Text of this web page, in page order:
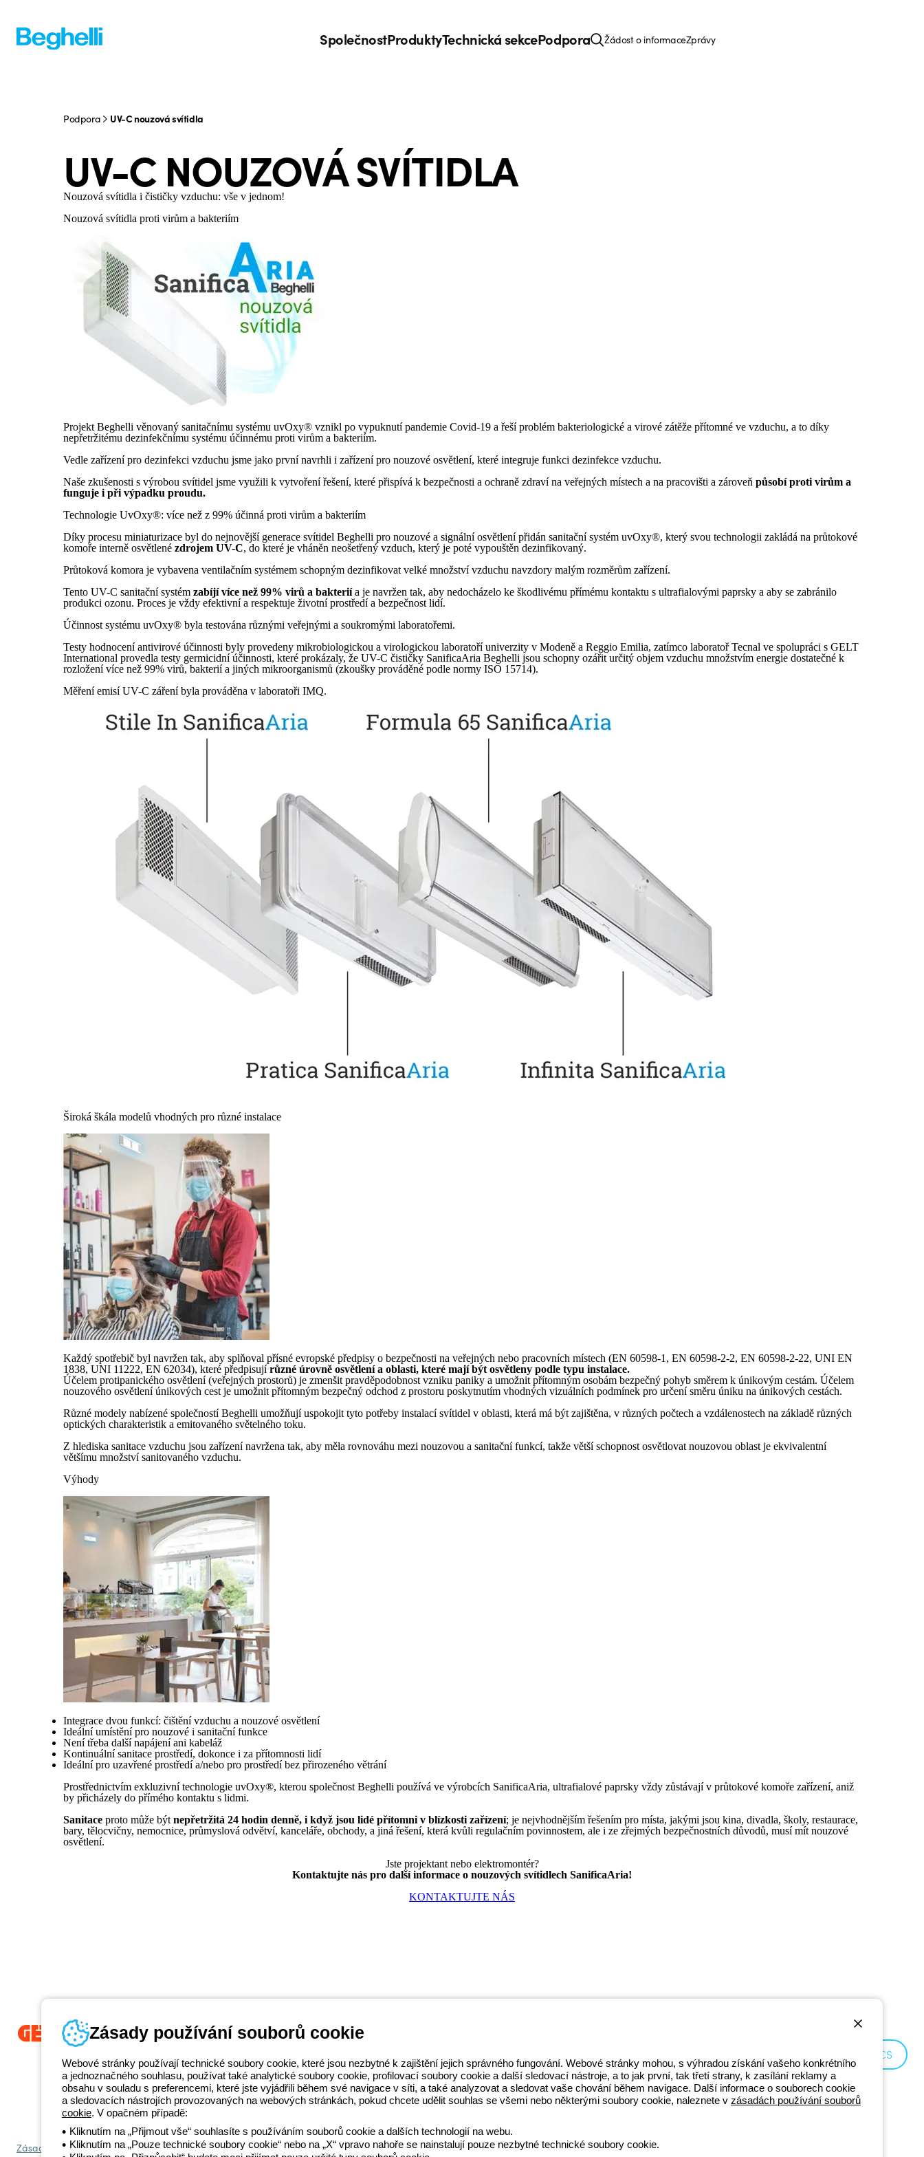
SpolečnostProduktyTechnická sekcePodpora Žádost o informaceZprávy
Podpora UV-C nouzová svítidla
UV-C NOUZOVÁ SVÍTIDLA
Nouzová svítidla i čističky vzduchu: vše v jednom!
Nouzová svítidla proti virům a bakteriím
Projekt Beghelli věnovaný sanitačnímu systému uvOxy® vznikl po vypuknutí pandemie Covid-19 a řeší problém bakteriologické a virové zátěže přítomné ve vzduchu, a to díky
nepřetržitému dezinfekčnímu systému účinnému proti virům a bakteriím.
Vedle zařízení pro dezinfekci vzduchu jsme jako první navrhli i zařízení pro nouzové osvětlení, které integruje funkci dezinfekce vzduchu.
Naše zkušenosti s výrobou svítidel jsme využili k vytvoření řešení, které přispívá k bezpečnosti a ochraně zdraví na veřejných místech a na pracovišti a zároveň působí proti virům a
funguje i při výpadku proudu.
Technologie UvOxy®: více než z 99% účinná proti virům a bakteriím
Díky procesu miniaturizace byl do nejnovější generace svítidel Beghelli pro nouzové a signální osvětlení přidán sanitační systém uvOxy®, který svou technologii zakládá na průtokové
komoře interně osvětlené zdrojem UV-C, do které je vháněn neošetřený vzduch, který je poté vypouštěn dezinfikovaný.
Průtoková komora je vybavena ventilačním systémem schopným dezinfikovat velké množství vzduchu navzdory malým rozměrům zařízení.
Tento UV-C sanitační systém zabíjí více než 99% virů a bakteriía je navržen tak, aby nedocházelo ke škodlivému přímému kontaktu s ultrafialovými paprsky a aby se zabránilo
produkci ozonu. Proces je vždy efektivní a respektuje životní prostředí a bezpečnost lidí.
Účinnost systému uvOxy® byla testována různými veřejnými a soukromými laboratořemi.
Testy hodnocení antivirové účinnosti byly provedeny mikrobiologickou a virologickou laboratoří univerzity v Modeně a Reggio Emilia, zatímco laboratoř Tecnal ve spolupráci s GELT
International provedla testy germicidní účinnosti, které prokázaly, že UV-C čističky SanificaAria Beghelli jsou schopny ozářit určitý objem vzduchu množstvím energie dostatečné k
rozložení více než 99% virů, bakterií a jiných mikroorganismů (zkoušky prováděné podle normy ISO 15714).
Měření emisí UV-C záření byla prováděna v laboratoři IMQ.
Široká škála modelů vhodných pro různé instalace
Každý spotřebič byl navržen tak, aby splňoval přísné evropské předpisy o bezpečnosti na veřejných nebo pracovních místech (EN 60598-1, EN 60598-2-2, EN 60598-2-22, UNI EN
1838, UNI 11222, EN 62034), které předpisujírůzné úrovně osvětlení a oblasti, které mají být osvětleny podle typu instalace.
Účelem protipanického osvětlení (veřejných prostorů) je zmenšit pravděpodobnost vzniku paniky a umožnit přítomným osobám bezpečný pohyb směrem k únikovým cestám. Účelem
nouzového osvětlení únikových cest je umožnit přítomným bezpečný odchod z prostoru poskytnutím vhodných vizuálních podmínek pro určení směru úniku na únikových cestách.
Různé modely nabízené společností Beghelli umožňují uspokojit tyto potřeby instalací svítidel v oblasti, která má být zajištěna, v různých počtech a vzdálenostech na základě různých
optických charakteristik a emitovaného světelného toku.
Z hlediska sanitace vzduchu jsou zařízení navržena tak, aby měla rovnováhu mezi nouzovou a sanitační funkcí, takže větší schopnost osvětlovat nouzovou oblast je ekvivalentní
většímu množství sanitovaného vzduchu.
Výhody
Integrace dvou funkcí: čištění vzduchu a nouzové osvětlení
Ideální umístění pro nouzové i sanitační funkce
Není třeba další napájení ani kabeláž
Kontinuální sanitace prostředí, dokonce i za přítomnosti lidí
Ideální pro uzavřené prostředí a/nebo pro prostředí bez přirozeného větrání
Prostřednictvím exkluzivní technologie uvOxy®, kterou společnost Beghelli používá ve výrobcích SanificaAria, ultrafialové paprsky vždy zůstávají v průtokové komoře zařízení, aniž
by přicházely do přímého kontaktu s lidmi.
Sanitace proto může být nepřetržitá 24 hodin denně, i když jsou lidé přítomni v blízkosti zařízení; je nejvhodnějším řešením pro místa, jakými jsou kina, divadla, školy, restaurace,
bary, tělocvičny, nemocnice, průmyslová odvětví, kanceláře, obchody, a jiná řešení, která kvůli regulačním povinnostem, ale i ze zřejmých bezpečnostních důvodů, musí mít nouzové
osvětlení.
Jste projektant nebo elektromontér?
Kontaktujte nás pro další informace o nouzových svítidlech SanificaAria!
KONTAKTUJTE NÁS
Beghelli je součástí GEWISS Group od roku 2025 a jeho ekosystému GEWISS LightZone, kde vyvíjíme
propojená světelná řešení, která transformují komplexitu do jednoduchosti a podporují profesionály a
koncové zákazníky v uspokojování jejich potřeb.Zjistěte více o GEWISS
CS
Telefonní číslo
od pondělí do pátku v době 8:30 - 17:30 +420 531 014 111
Zásady ochrany osobních údajůZásady používání souborů cookie Obchodní podmínkyVšechny zásady AccessibilityKredity
Zásady používání souborů cookie
Webové stránky používají technické soubory cookie, které jsou nezbytné k zajištění jejich správného fungování. Webové stránky mohou, s výhradou získání vašeho konkrétního
a jednoznačného souhlasu, používat také analytické soubory cookie, profilovací soubory cookie a další sledovací nástroje, a to jak první, tak třetí strany, k zasílání reklamy a
obsahu v souladu s preferencemi, které jste vyjádřili během své navigace v síti, a také analyzovat a sledovat vaše chování během navigace. Další informace o souborech cookie
a sledovacích nástrojích provozovaných na webových stránkách, pokud chcete udělit souhlas se všemi nebo některými soubory cookie, naleznete v zásadách používání souborů
cookie. V opačném případě:
Kliknutím na „Přijmout vše“ souhlasíte s používáním souborů cookie a dalších technologií na webu.
Kliknutím na „Pouze technické soubory cookie“ nebo na „X“ vpravo nahoře se nainstalují pouze nezbytné technické soubory cookie.